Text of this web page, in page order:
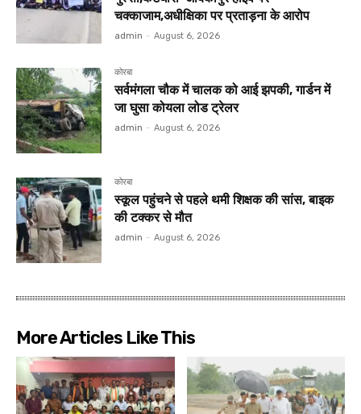
चक्काजाम,अधीक्षिका पर प्रताड़ना के आरोप
admin - August 6, 2026
कोरबा
सर्वमंगला चौक में चालक को आई झपकी, गार्डन में
जा घुसा कोयला लोड ट्रेलर
admin - August 6, 2026
कोरबा
स्कूल पहुंचने से पहले थमी शिक्षक की सांस, बाइक
की टक्कर से मौत
admin - August 6, 2026
More Articles Like This